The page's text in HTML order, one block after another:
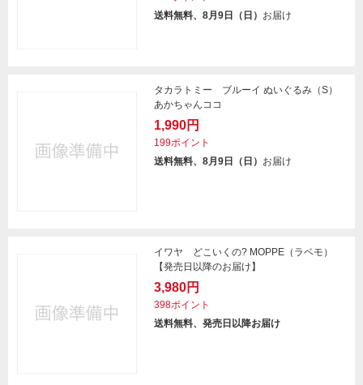
送料無料、8月9日（日） お届け
タカラトミー ブルーイ ぬいぐるみ（S）
あかちゃんココ
1,990円
199ポイント
送料無料、8月9日（日） お届け
イワヤ どこいくの? MOPPE（ラベモ）
【発売日以降のお届け】
3,980円
398ポイント
送料無料、発売日以降お届け